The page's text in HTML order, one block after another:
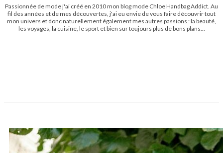
Passionnée de mode j'ai créé en 2010 mon blog mode Chloe Handbag Addict. Au
fil des années et de mes découvertes, j'ai eu envie de vous faire découvrir tout
mon univers et donc naturellement également mes autres passions : la beauté,
les voyages, la cuisine, le sport et bien sur toujours plus de bons plans...